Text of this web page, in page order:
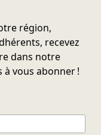
région,
recevez
dans notre
à vous abonner !